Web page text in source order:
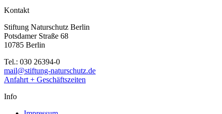
Kontakt
Stiftung Naturschutz Berlin
Potsdamer Straße 68
10785 Berlin
Tel.: 030 26394-0
mail@stiftung-naturschutz.de
Anfahrt + Geschäftszeiten
Info